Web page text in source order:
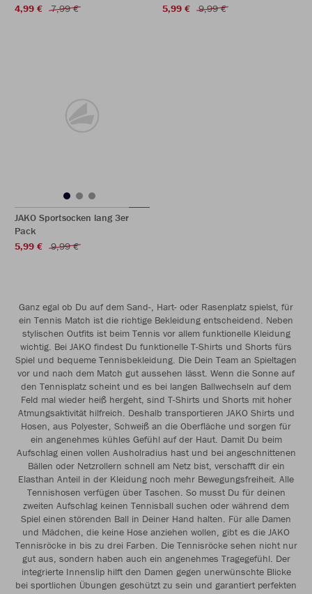
4,99 €
7,99 €
5,99 €
9,99 €
JAKO Sportsocken lang 3er
Pack
5,99 €
9,99 €
Ganz egal ob Du auf dem Sand-, Hart- oder Rasenplatz spielst, für
ein Tennis Match ist die richtige Bekleidung entscheidend. Neben
stylischen Outfits ist beim Tennis vor allem funktionelle Kleidung
wichtig. Bei JAKO findest Du funktionelle T-Shirts und Shorts fürs
Spiel und bequeme Tennisbekleidung. Die Dein Team an Spieltagen
vor und nach dem Match gut aussehen lässt. Wenn die Sonne auf
den Tennisplatz scheint und es bei langen Ballwechseln auf dem
Feld mal wieder heiß hergeht, sind T-Shirts und Shorts mit hoher
Atmungsaktivität hilfreich. Deshalb transportieren JAKO Shirts und
Hosen, aus Polyester, Schweiß an die Oberfläche und sorgen für
ein angenehmes kühles Gefühl auf der Haut. Damit Du beim
Aufschlag einen vollen Ausholradius hast und bei angeschnittenen
Bällen oder Netzrollern schnell am Netz bist, verschafft dir ein
Elasthan Anteil in der Kleidung noch mehr Bewegungsfreiheit. Alle
Tennishosen verfügen über Taschen. So musst Du für deinen
zweiten Aufschlag keinen Tennisball suchen oder während dem
Spiel einen störenden Ball in Deiner Hand halten. Für alle Damen
und Mädchen, die keine Hose anziehen wollen, gibt es die JAKO
Tennisröcke in bis zu drei Farben. Die Tennisröcke sehen nicht nur
gut aus, sondern haben auch ein angenehmes Tragegefühl. Der
integrierte Innenslip hilft den Damen gegen unerwünschte Blicke
bei sportlichen Übungen geschützt zu sein und garantiert perfekten